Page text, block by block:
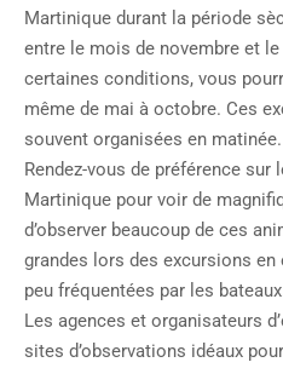
Martinique durant la période
entre le mois de novembre et
certaines conditions, vous
même de mai à octobre. Ces
souvent organisées en matinée.
Rendez-vous de préférence sur
Martinique pour voir de
d’observer beaucoup de ces
grandes lors des excursions
peu fréquentées par les
Les agences et organisateurs
sites d’observations idéaux